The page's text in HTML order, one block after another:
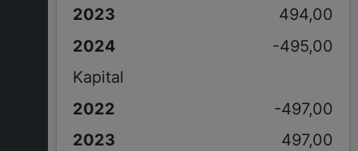
494,00
-495,00
Kapital
-497,00
497,00